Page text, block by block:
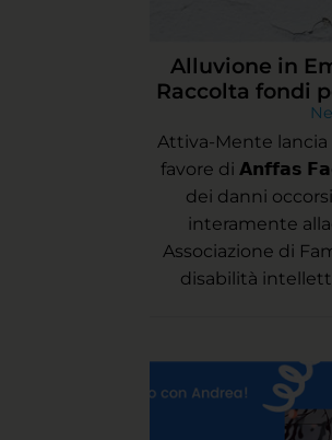
Alluvione in
Raccolta fondi
Attiva-Mente lancia
favore di 𝗔𝗻𝗳𝗳𝗮𝘀
dei danni
interamente
Associazione di
disabilità